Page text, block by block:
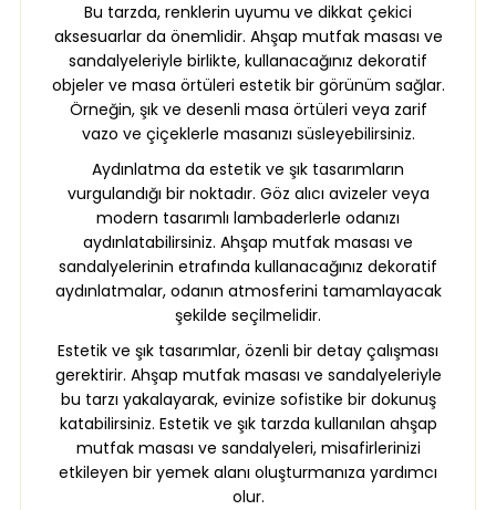
Bu tarzda, renklerin uyumu ve dikkat çekici
aksesuarlar da önemlidir. Ahşap mutfak masası ve
sandalyeleriyle birlikte, kullanacağınız dekoratif
objeler ve masa örtüleri estetik bir görünüm sağlar.
Örneğin, şık ve desenli masa örtüleri veya zarif
vazo ve çiçeklerle masanızı süsleyebilirsiniz.
Aydınlatma da estetik ve şık tasarımların
vurgulandığı bir noktadır. Göz alıcı avizeler veya
modern tasarımlı lambaderlerle odanızı
aydınlatabilirsiniz. Ahşap mutfak masası ve
sandalyelerinin etrafında kullanacağınız dekoratif
aydınlatmalar, odanın atmosferini tamamlayacak
şekilde seçilmelidir.
Estetik ve şık tasarımlar, özenli bir detay çalışması
gerektirir. Ahşap mutfak masası ve sandalyeleriyle
bu tarzı yakalayarak, evinize sofistike bir dokunuş
katabilirsiniz. Estetik ve şık tarzda kullanılan ahşap
mutfak masası ve sandalyeleri, misafirlerinizi
etkileyen bir yemek alanı oluşturmanıza yardımcı
olur.